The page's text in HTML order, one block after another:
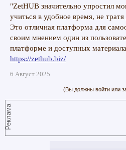
"ZetHUB значительно упростил
учиться в удобное время, не
Это отличная платформа для
своим мнением один из
платформе и доступных
https://zethub.biz/
6 Август 2025
(Вы должны войти или
Реклама